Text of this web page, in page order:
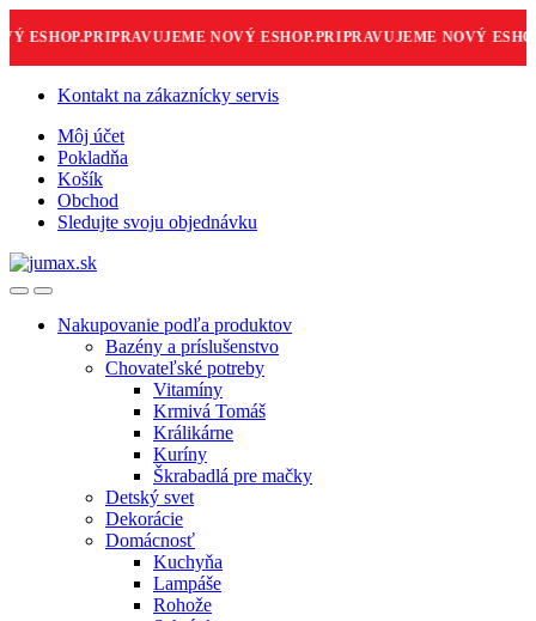
ESHOP.PRIPRAVUJEME NOVÝ ESHOP.PRIPRAVUJEME NOVÝ ESHOP.
Skip
navigation
Skip
content
Kontakt na zákaznícky servis
Môj účet
Pokladňa
Košík
Obchod
Sledujte svoju objednávku
Nakupovanie podľa produktov
Bazény a príslušenstvo
Chovateľské potreby
Vitamíny
Krmivá Tomáš
Králikárne
Kuríny
Škrabadlá pre mačky
Detský svet
Dekorácie
Domácnosť
Kuchyňa
Lampáše
Rohože